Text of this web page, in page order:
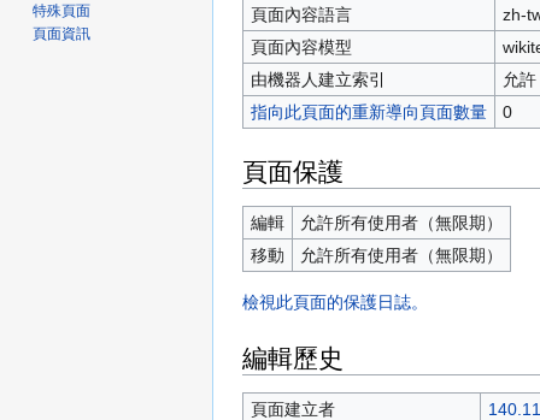
頁面內容語言
zh-
頁面內容模型
由機器人建立索引
允許
指向此頁面的重新導向頁面數量
0
頁面保護
編輯
允許所有使用者（無限期）
移動
允許所有使用者（無限期）
檢視此頁面的保護日誌。
編輯歷史
頁面建立者
特殊頁面
頁面資訊